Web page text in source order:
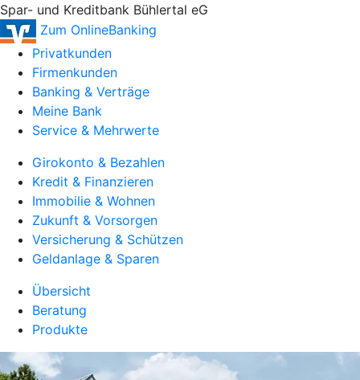
Spar- und Kreditbank Bühlertal eG
Zum OnlineBanking
Privatkunden
Firmenkunden
Banking & Verträge
Meine Bank
Service & Mehrwerte
Girokonto & Bezahlen
Kredit & Finanzieren
Immobilie & Wohnen
Zukunft & Vorsorgen
Versicherung & Schützen
Geldanlage & Sparen
Übersicht
Beratung
Produkte